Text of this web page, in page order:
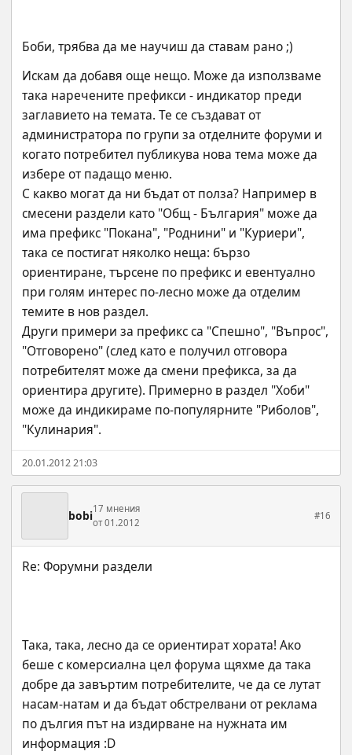
Боби, трябва да ме научиш да ставам рано ;)
Искам да добавя още нещо. Може да използваме
така наречените префикси - индикатор преди
заглавието на темата. Те се създават от
администратора по групи за отделните форуми и
когато потребител публикува нова тема може да
избере от падащо меню.
С какво могат да ни бъдат от полза? Например в
смесени раздели като "Общ - България" може да
има префикс "Покана", "Роднини" и "Куриери",
така се постигат няколко неща: бързо
ориентиране, търсене по префикс и евентуално
при голям интерес по-лесно може да отделим
темите в нов раздел.
Други примери за префикс са "Спешно", "Въпрос",
"Отговорено" (след като е получил отговора
потребителят може да смени префикса, за да
ориентира другите). Примерно в раздел "Хоби"
може да индикираме по-популярните "Риболов",
"Кулинария".
20.01.2012 21:03
bobi17 мнения
от 01.2012
#16
Така, така, лесно да се ориентират хората! Ако
беше с комерсиална цел форума щяхме да така
добре да завъртим потребителите, че да се лутат
насам-натам и да бъдат обстрелвани от реклама
по дългия път на издирване на нужната им
информация :D